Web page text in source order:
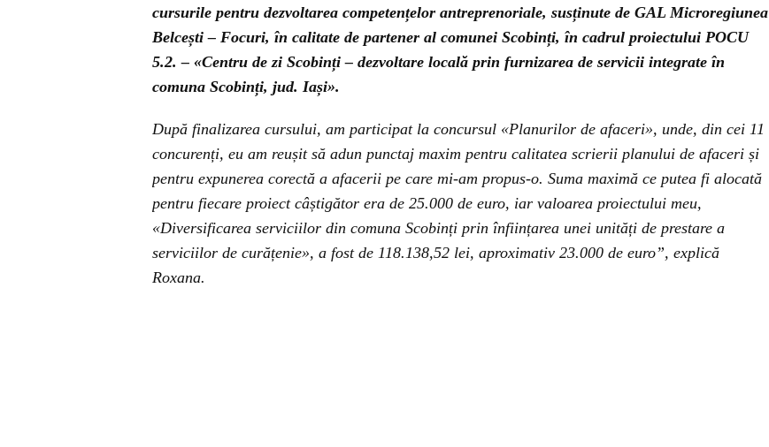
cursurile pentru dezvoltarea competențelor antreprenoriale, susținute de GAL Microregiunea
Belcești – Focuri, în calitate de partener al comunei Scobinți, în cadrul proiectului POCU
5.2. – «Centru de zi Scobinți – dezvoltare locală prin furnizarea de servicii integrate în
comuna Scobinți, jud. Iași».
După finalizarea cursului, am participat la concursul «Planurilor de afaceri», unde, din cei 11
concurenți, eu am reușit să adun punctaj maxim pentru calitatea scrierii planului de afaceri și
pentru expunerea corectă a afacerii pe care mi-am propus-o. Suma maximă ce putea fi alocată
pentru fiecare proiect câștigător era de 25.000 de euro, iar valoarea proiectului meu,
«Diversificarea serviciilor din comuna Scobinți prin înființarea unei unități de prestare a
serviciilor de curățenie», a fost de 118.138,52 lei, aproximativ 23.000 de euro”, explică
Roxana.